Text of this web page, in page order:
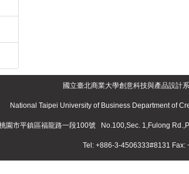
國立臺北商業大學創意科技與產品設計系
National Taipei University of Business Department of
園市平鎮區福龍路一段100號 No.100,Sec. 1,Fulong
Tel: +886-3-4506333#8131 Fax: